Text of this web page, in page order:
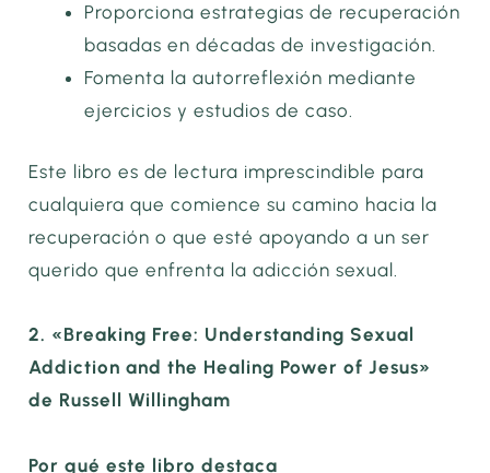
Proporciona estrategias de recuperación
basadas en décadas de investigación.
Fomenta la autorreflexión mediante
ejercicios y estudios de caso.
Este libro es de lectura imprescindible para
cualquiera que comience su camino hacia la
recuperación o que esté apoyando a un ser
querido que enfrenta la adicción sexual.
2. «Breaking Free: Understanding Sexual
Addiction and the Healing Power of Jesus»
de Russell Willingham
Por qué este libro destaca